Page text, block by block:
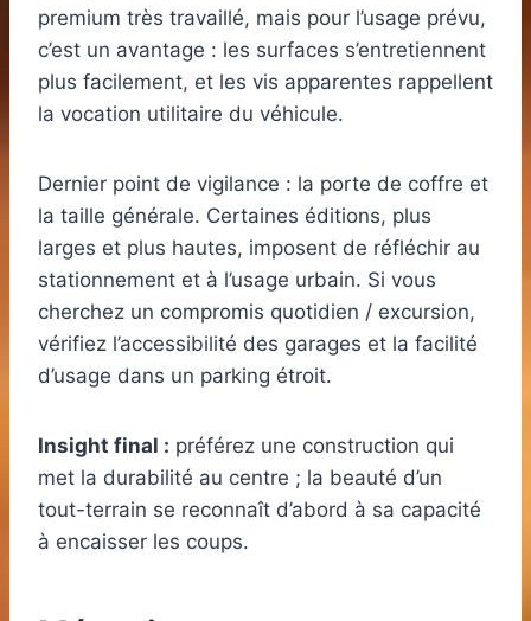
premium très travaillé, mais pour l’usage prévu,
c’est un avantage : les surfaces s’entretiennent
plus facilement, et les vis apparentes rappellent
la vocation utilitaire du véhicule.
Dernier point de vigilance : la porte de coffre et
la taille générale. Certaines éditions, plus
larges et plus hautes, imposent de réfléchir au
stationnement et à l’usage urbain. Si vous
cherchez un compromis quotidien / excursion,
vérifiez l’accessibilité des garages et la facilité
d’usage dans un parking étroit.
Insight final : préférez une construction qui
met la durabilité au centre ; la beauté d’un
tout-terrain se reconnaît d’abord à sa capacité
à encaisser les coups.